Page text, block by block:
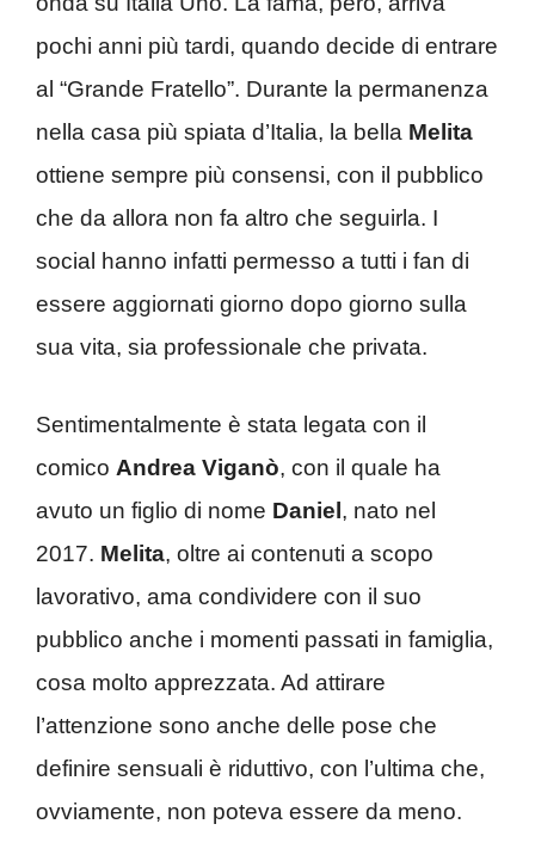
pochi anni più tardi, quando decide di entrare
al “Grande Fratello”. Durante la permanenza
nella casa più spiata d’Italia, la bella Melita
ottiene sempre più consensi, con il pubblico
che da allora non fa altro che seguirla. I
social hanno infatti permesso a tutti i fan di
essere aggiornati giorno dopo giorno sulla
sua vita, sia professionale che privata.
Sentimentalmente è stata legata con il
comico Andrea Viganò, con il quale ha
avuto un figlio di nome Daniel, nato nel
2017. Melita, oltre ai contenuti a scopo
lavorativo, ama condividere con il suo
pubblico anche i momenti passati in famiglia,
cosa molto apprezzata. Ad attirare
l’attenzione sono anche delle pose che
definire sensuali è riduttivo, con l’ultima che,
ovviamente, non poteva essere da meno.